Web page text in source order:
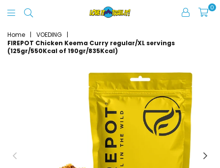
It
Trail
0
Home | VOEDING
|
FIREPOT Chicken Keema Curry regular/XL servings
(125gr/550Kcal of 190gr/835Kcal)